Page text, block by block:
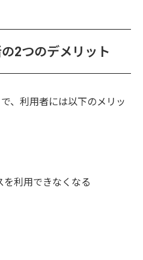
2つのデメリット
、利用者には以下のメリッ
利用できなくなる